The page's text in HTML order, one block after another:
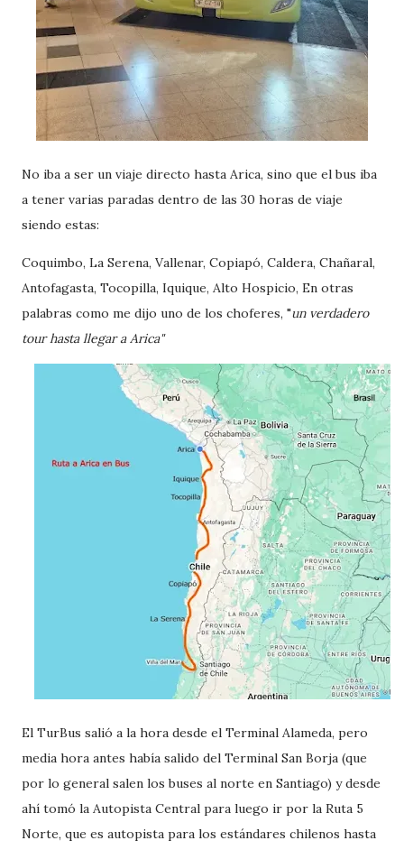
No iba a ser un viaje directo hasta Arica, sino que el bus iba
a tener varias paradas dentro de las 30 horas de viaje
siendo estas:
Coquimbo, La Serena, Vallenar, Copiapó, Caldera, Chañaral,
Antofagasta, Tocopilla, Iquique, Alto Hospicio, En otras
palabras como me dijo uno de los choferes, "un verdadero
tour hasta llegar a Arica"
El TurBus salió a la hora desde el Terminal Alameda, pero
media hora antes había salido del Terminal San Borja (que
por lo general salen los buses al norte en Santiago) y desde
ahí tomó la Autopista Central para luego ir por la Ruta 5
Norte, que es autopista para los estándares chilenos hasta